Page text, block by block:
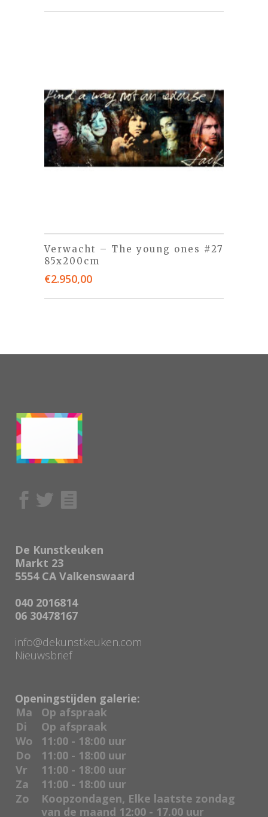
Verwacht – The young ones #27
85x200cm
€2.950,00
De Kunstkeuken
Markt 23
5554 CA Valkenswaard
040 2016814
06 30478167
info@dekunstkeuken.com
Nieuwsbrief
Openingstijden galerie:
Ma
Op afspraak
Di
Op afspraak
Wo
11:00 - 18:00 uur
Do
11:00 - 18:00 uur
Vr
11:00 - 18:00 uur
Za
11:00 - 18:00 uur
Zo
Koopzondagen, Elke laatste zondag
van de maand 12:00 - 17.00 uur